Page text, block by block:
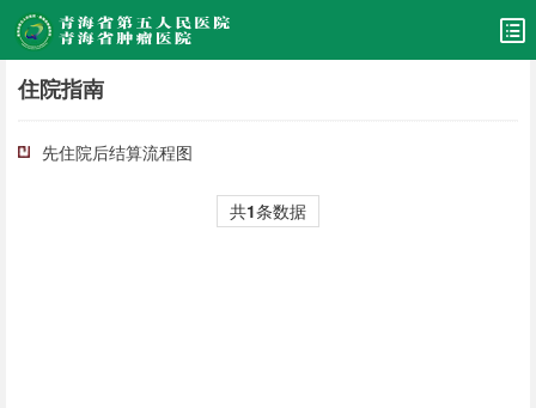
住院指南
先住院后结算流程图
共1条数据